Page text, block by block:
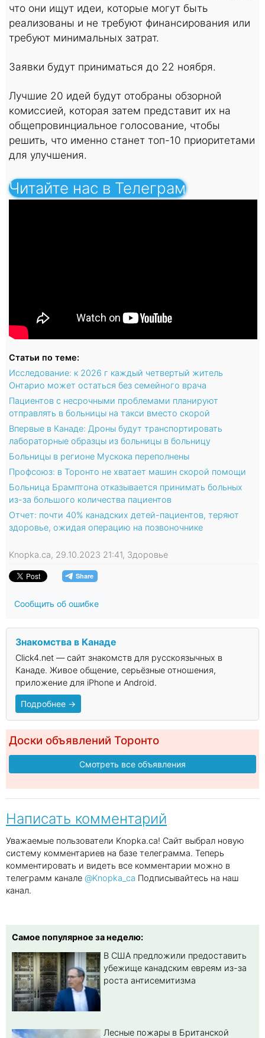
что они ищут идеи, которые могут быть
реализованы и не требуют финансирования или
требуют минимальных затрат.
Заявки будут приниматься до 22 ноября.
Лучшие 20 идей будут отобраны обзорной
комиссией, которая затем представит их на
общепровинциальное голосование, чтобы
решить, что именно станет топ-10 приоритетами
для улучшения.
Читайте нас в Телеграм
Статьи по теме:
Исследование: к 2026 г каждый четвертый житель
Онтарио может остаться без семейного врача
Пациентов с несрочными проблемами планируют
отправлять в больницы на такси вместо скорой
Впервые в Канаде: Дроны будут транспортировать
лабораторные образцы из больницы в больницу
Больницы в регионе Мускока переполнены
Профсоюз: в Торонто не хватает машин скорой помощи
Больница Брамптона отказывается принимать больных
из-за большого количества пациентов
Отчет: почти 40% канадских детей-пациентов, теряют
здоровье, ожидая операцию на позвоночнике
Knopka.ca, 29.10.2023 21:41, Здоровье
Сообщить об ошибке
Знакомства в Канаде
Click4.net — сайт знакомств для русскоязычных в
Канаде. Живое общение, серьёзные отношения,
приложение для iPhone и Android.
Подробнее →
Доски объявлений Торонто
Смотреть все объявления
Написать комментарий
Уважаемые пользователи Knopka.ca! Сайт выбрал новую
систему комментариев на базе телеграмма. Теперь
комментировать и видеть все комментарии можно в
телеграмм канале @Knopka_ca Подписывайтесь на наш
канал.
Самое популярное за неделю:
В США предложили предоставить
убежище канадским евреям из-за
роста антисемитизма
Лесные пожары в Британской